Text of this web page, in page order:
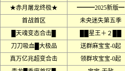
★赤月屠龙终极★
━━━2025新版━
首战首区
未央迷失第五季
█天魂变态合击█
██星王＋２██
刀刀吸血█大极品
送群麻宝宝-0起
真万亿兆超变合击
领群攻宝宝-0起